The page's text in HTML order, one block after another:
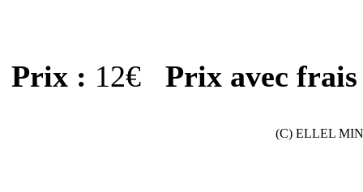
Prix : 12€ Prix avec
(C) ELLEL